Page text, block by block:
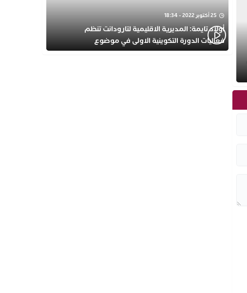
25 أكتوبر 2022 - 18:34
أولاد تايمة: المديرية الاقليمية لتارودانت تنظم
فعاليات الدورة التكوينية الاولى في موضوع
الطفولة المبكرة بمركز التكوين ثانوية الحسن الثاني